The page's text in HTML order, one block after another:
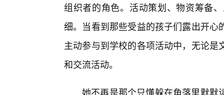
组织者的角色。活动策划、物资筹备
细。当看到那些受益的孩子们露出开
主动参与到学校的各项活动中，无论
和交流活动。
她不再是那个只懂躲在角落里默默